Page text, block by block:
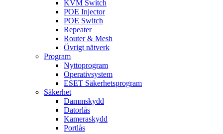
KVM Switch
POE Injector
POE Switch
Repeater
Router & Mesh
Övrigt nätverk
Program
Nyttoprogram
Operativsystem
ESET Säkerhetsprogram
Säkerhet
Dammskydd
Datorlås
Kameraskydd
Portlås